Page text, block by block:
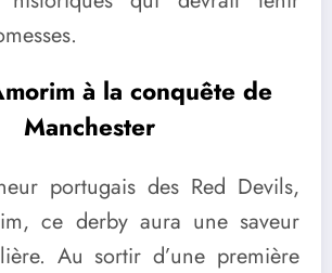
à la conquête de
Manchester
portugais des Red Devils,
ce derby aura une saveur
Au sortir d’une première